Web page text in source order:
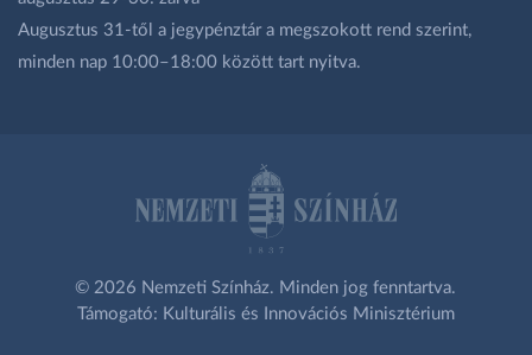
Augusztus 31-től a jegypénztár a megszokott rend szerint,
minden nap 10:00–18:00 között tart nyitva.
© 2026 Nemzeti Színház. Minden jog fenntartva.
Támogató: Kulturális és Innovációs Minisztérium